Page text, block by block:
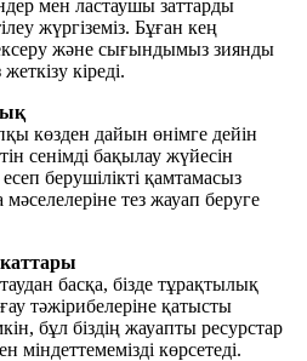
мен ластаушы заттарды
жүргіземіз. Бұған кең
және сығындымыз зиянды
кіреді.
көзден дайын өнімге дейін
сенімді бақылау жүйесін
берушілікті қамтамасыз
мәселелеріне тез жауап беруге
басқа, бізде тұрақтылық
тәжірибелеріне қатысты
бұл біздің жауапты ресурстар
міндеттемемізді көрсетеді.